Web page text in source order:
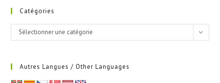
Catégories
Catégories
Sélectionner une catégorie
Autres Langues / Other Languages